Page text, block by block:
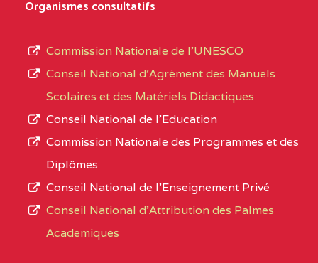
PROFESSIONNEL
(CEGEP) STE FOI BP
:4740 YAOUNDE
CENTRE
COLLEGE PANAFRICAIN
DE L'EXCELLENCE BP
CENTRE
COLLEGE PRIVE
type
L’offre
d’éducation
de
Organismes consultatifs
Commission Nationale de l’UNESCO
Conseil National d’Agrément des Manuels
Scolaires et des Matériels Didactiques
Conseil National de l’Education
Commission Nationale des Programmes et des
Diplômes
Conseil National de l’Enseignement Privé
Conseil National d'Attribution des Palmes
Academiques